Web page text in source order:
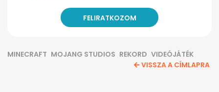
MINECRAFT MOJANG STUDIOS REKORD VIDEÓJÁTÉK
VISSZA A CÍMLAPRA